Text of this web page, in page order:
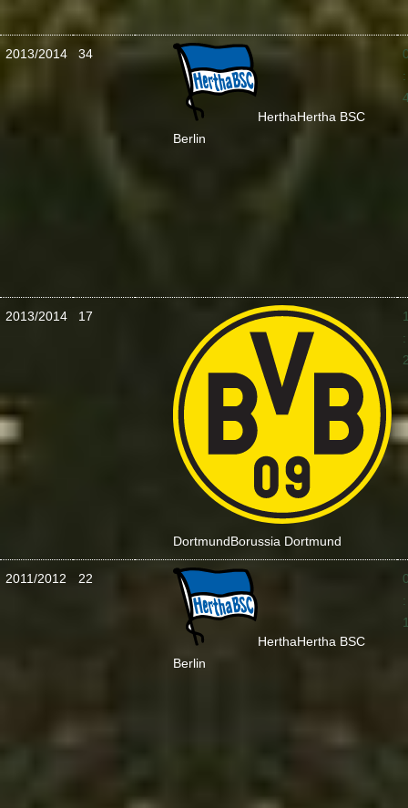
2013/2014 34
HerthaHertha BSC
Berlin
:
2013/2014 17
DortmundBorussia Dortmund
:
2011/2012 22
HerthaHertha BSC
Berlin
: